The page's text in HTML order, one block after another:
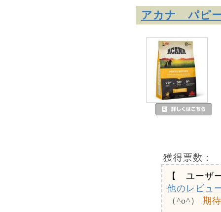
アカナ パピ
獲得票数：
【 ユーザ
他のレビュ
（^o^）
期